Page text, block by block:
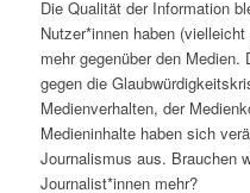
Die Qualität der Information
Nutzer*innen haben
mehr gegenüber den
gegen die
Medienverhalten, der
Medieninhalte haben sich
Journalismus aus. Brauchen
Journalist*innen mehr?